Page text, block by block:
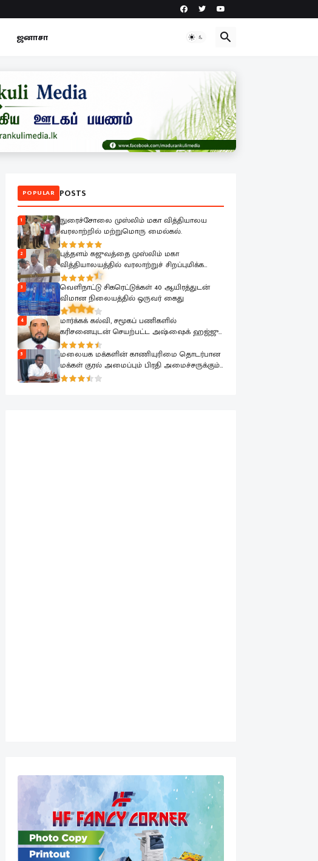
ஜனாசா
POPULAR POSTS
1
நுரைச்சோலை முஸ்லிம் மகா வித்தியாலய
வரலாற்றில் மற்றுமொரு மைல்கல்.
2
புத்தளம் கஜுவத்தை முஸ்லிம் மகா
வித்தியாலயத்தில் வரலாற்றுச் சிறப்புமிக்க
முப்பெரும் நிகழ்வுகள்.
3
வெளிநாட்டு சிகரெட்டுக்கள் 40 ஆயிரத்துடன்
விமான நிலையத்தில் ஒருவர் கைது
4
மார்க்கக் கல்வி, சமூகப் பணிகளில்
கரிசனையுடன் செயற்பட்ட அஷ்ஷைக் ஹஜ்ஜு
முஹம்மதின் மறைவு பேரிழப்பாகும்; அம்பாறை
மாவட்ட ஜம்இய்யத்துல் உலமா ஆழ்ந்த
கவலை.!
5
மலையக மக்களின் காணியுரிமை தொடர்பான
மக்கள் குரல் அமைப்பும் பிரதி அமைச்சருக்கும்
விஷேட கலந்துரையாடல்